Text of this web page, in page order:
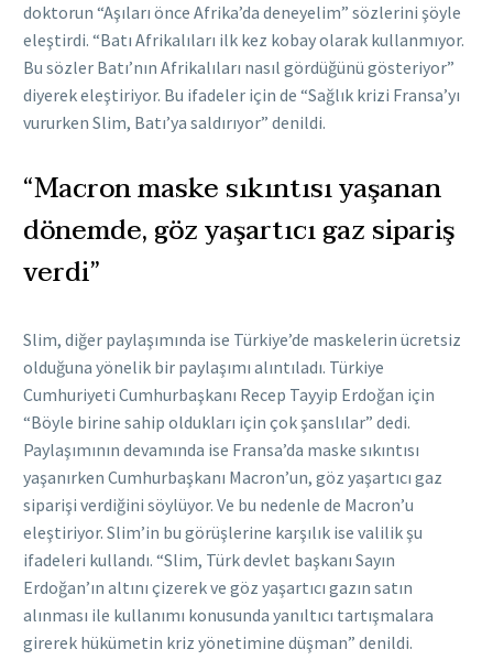
doktorun “Aşıları önce Afrika’da deneyelim” sözlerini şöyle
eleştirdi. “Batı Afrikalıları ilk kez kobay olarak kullanmıyor.
Bu sözler Batı’nın Afrikalıları nasıl gördüğünü gösteriyor”
diyerek eleştiriyor. Bu ifadeler için de “Sağlık krizi Fransa’yı
vururken Slim, Batı’ya saldırıyor” denildi.
“Macron maske sıkıntısı yaşanan
dönemde, göz yaşartıcı gaz sipariş
verdi”
Slim, diğer paylaşımında ise Türkiye’de maskelerin ücretsiz
olduğuna yönelik bir paylaşımı alıntıladı. Türkiye
Cumhuriyeti Cumhurbaşkanı Recep Tayyip Erdoğan için
“Böyle birine sahip oldukları için çok şanslılar” dedi.
Paylaşımının devamında ise Fransa’da maske sıkıntısı
yaşanırken Cumhurbaşkanı Macron’un, göz yaşartıcı gaz
siparişi verdiğini söylüyor. Ve bu nedenle de Macron’u
eleştiriyor. Slim’in bu görüşlerine karşılık ise valilik şu
ifadeleri kullandı. “Slim, Türk devlet başkanı Sayın
Erdoğan’ın altını çizerek ve göz yaşartıcı gazın satın
alınması ile kullanımı konusunda yanıltıcı tartışmalara
girerek hükümetin kriz yönetimine düşman” denildi.